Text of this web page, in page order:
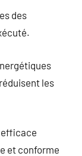
des
les
efficace
et conforme